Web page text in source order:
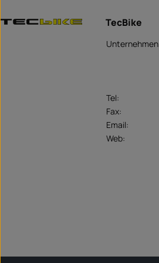
TecBike
Tel:
Fax:
Email:
Web: